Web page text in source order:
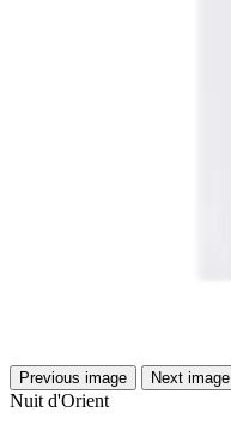
Previous image Next image
Nuit d'Orient